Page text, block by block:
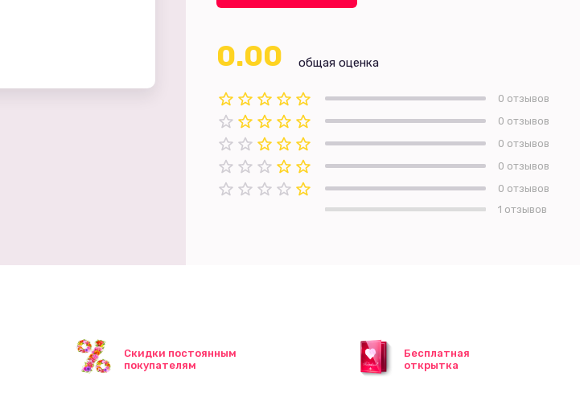
0.00 общая оценка
0 отзывов
0 отзывов
0 отзывов
0 отзывов
0 отзывов
1 отзывов
Скидки постоянным
покупателям
Бесплатная
открытка